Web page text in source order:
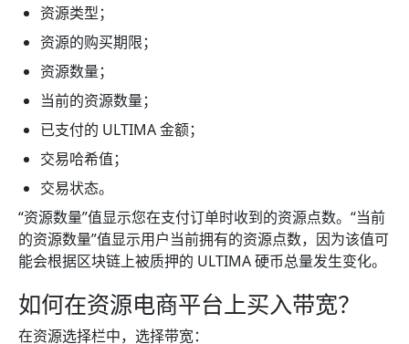
资源类型；
资源的购买期限；
资源数量；
当前的资源数量；
已支付的 ULTIMA 金额；
交易哈希值；
交易状态。
“资源数量”值显示您在支付订单时收到的资源点数。“当前
的资源数量”值显示用户当前拥有的资源点数，因为该值可
能会根据区块链上被质押的 ULTIMA 硬币总量发生变化。
如何在资源电商平台上买入带宽？
在资源选择栏中，选择带宽：